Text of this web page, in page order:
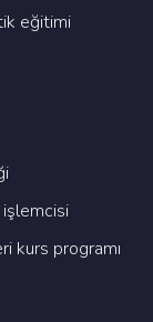
eği̇ti̇mi̇
kurs programi